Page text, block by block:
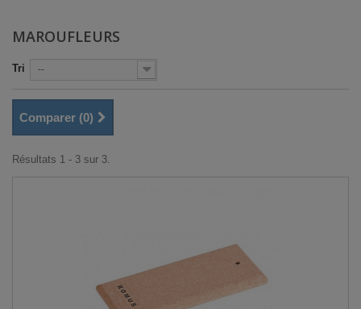
MAROUFLEURS
Tri --
Comparer (0)
Résultats 1 - 3 sur 3.